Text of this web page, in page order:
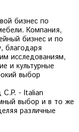
бизнес по
Компания,
бизнес и по
благодаря
исследованиям,
и культурные
выбор
- Italian
выбор и в то же
различные